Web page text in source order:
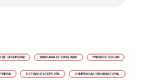
DE SEGURIDAD MARIANA DI GIROLAMO PREMIOS OSCAR
ESTADO EXCEPCIÓN COMPENSACIÓN MUNICIPAL